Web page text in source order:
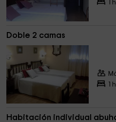
1
Doble 2 camas
1
Habitación individual